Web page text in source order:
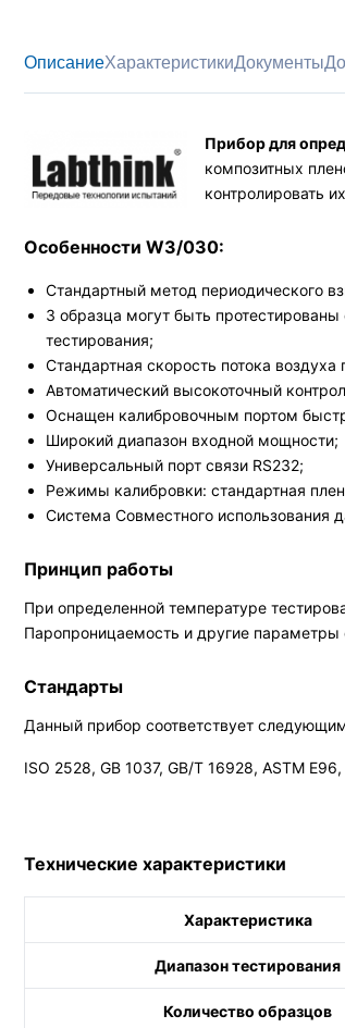
ОписаниеХарактеристикиДокументы
Прибор для
композитных
контролировать
Особенности W3/030:
Стандартный метод периодического
3 образца могут быть
тестирования;
Стандартная скорость потока
Автоматический высокоточный
Оснащен калибровочным портом
Широкий диапазон входной мощности;
Универсальный порт связи RS232;
Режимы калибровки: стандартная
Система Совместного использования
Принцип работы
При определенной температуре
Паропроницаемость и другие
Стандарты
Данный прибор соответствует
ISO 2528, GB 1037, GB/T 16928, ASTM
Технические характеристики
Характеристика
Диапазон тестирования
Количество образцов